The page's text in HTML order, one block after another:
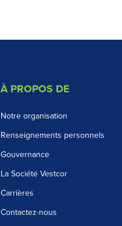
À PROPOS DE
Notre organisation
Renseignements personnels
Gouvernance
La Société Vestcor
Carrières
Contactez-nous